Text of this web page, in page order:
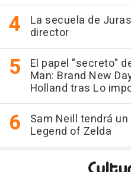
La secuela de
director
El papel "secreto"
Man: Brand New
Holland tras Lo
Sam Neill tendrá
Legend of Zelda